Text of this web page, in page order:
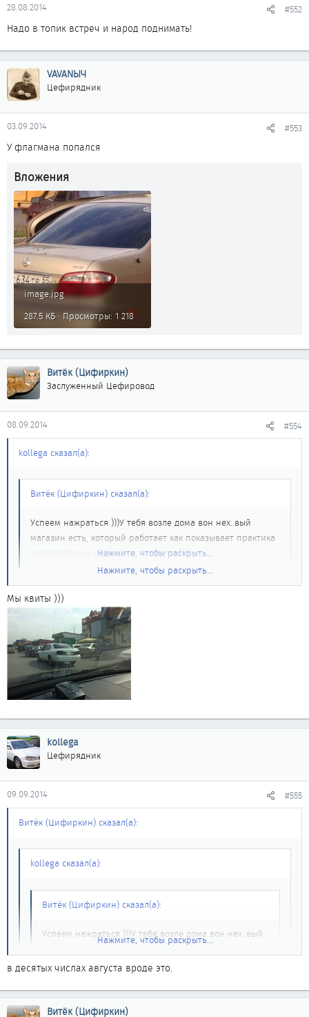
28.08.2014 #552
Надо в топик встреч и народ поднимать!
VAVANЫЧ
Цефирядник
03.09.2014 #553
У флагмана попался
Вложения
image.jpg
287.5 КБ · Просмотры: 1 218
Витёк (Цифиркин)
Заслуженный Цефировод
08.09.2014 #554
kollega сказал(а):
Витёк (Цифиркин) сказал(а):
Успеем нажраться )))У тебя возле дома вон нех..вый
магазин есть, который работает как показывает практика
круглосуточно на выдачу алкоголя ))))
Нажмите, чтобы раскрыть...
Нажмите, чтобы раскрыть...
Мы квиты )))
kollega
Цефирядник
09.09.2014 #555
Витёк (Цифиркин) сказал(а):
kollega сказал(а):
Витёк (Цифиркин) сказал(а):
Успеем нажраться )))У тебя возле дома вон нех..вый
магазин есть, который работает как показывает
практика круглосуточно на выдачу алкоголя ))))
Нажмите, чтобы раскрыть...
есть такой,согласен,
Мы квиты )))
Нажмите, чтобы раскрыть...
в десятых числах августа вроде это.
Витёк (Цифиркин)